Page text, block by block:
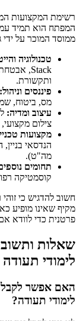
רשימת המקצועות
ממוסד המוכר על
טכנולוגיה
ותקשורת.
פיננסים וניהול:
מס, ביטוח,
עיצוב ומדיה:
צילום
מקצועות
הנדסאי
מה"ט).
תחומים
קוסמטיקה
חשוב להדגיש כי
מקיף שאינו מופיע
פרטנית כדי לוודא
שאלות
לימודי תעודה
האם אפשר לקבל
לימודי תעודה?